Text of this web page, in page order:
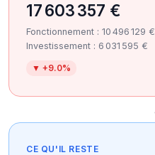
17 603 357 €
Fonctionnement : 10 496 129 €
Investissement : 6 031 595 €
▼ +9.0%
CE QU'IL RESTE